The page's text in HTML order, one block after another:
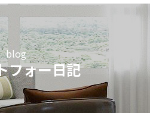
blog
フォー日記